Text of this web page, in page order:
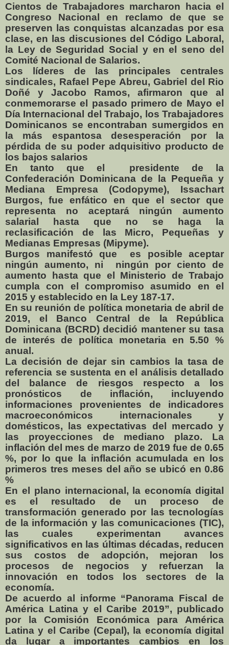
Cientos de Trabajadores marcharon hacia el
Congreso Nacional en reclamo de que se
preserven las conquistas alcanzadas por esa
clase, en las discusiones del Código Laboral,
la Ley de Seguridad Social y en el seno del
Comité Nacional de Salarios.
Los líderes de las principales centrales
sindicales, Rafael Pepe Abreu, Gabriel del Rio
Doñé y Jacobo Ramos, afirmaron que al
conmemorarse el pasado primero de Mayo el
Día Internacional del Trabajo, los Trabajadores
Dominicanos se encontraban sumergidos en
la más espantosa desesperación por la
pérdida de su poder adquisitivo producto de
los bajos salarios
En tanto que el
presidente de la
Confederación Dominicana de la Pequeña y
Mediana Empresa (Codopyme), Issachart
Burgos, fue enfático en que el sector que
representa no aceptará ningún aumento
salarial hasta que no se haga la
reclasificación de las Micro, Pequeñas y
Medianas Empresas (Mipyme).
Burgos manifestó que
es posible aceptar
ningún aumento, ni
ningún por ciento de
aumento hasta que el Ministerio de Trabajo
cumpla con el compromiso asumido en el
2015 y establecido en la Ley 187-17.
En su reunión de política monetaria de abril de
2019, el Banco Central de la República
Dominicana (BCRD) decidió mantener su tasa
de interés de política monetaria en 5.50 %
anual.
La decisión de dejar sin cambios la tasa de
referencia se sustenta en el análisis detallado
del balance de riesgos respecto a los
pronósticos de inflación, incluyendo
informaciones provenientes de indicadores
macroeconómicos internacionales y
domésticos, las expectativas del mercado y
las proyecciones de mediano plazo. La
inflación del mes de marzo de 2019 fue de 0.65
%, por lo que la inflación acumulada en los
primeros tres meses del año se ubicó en 0.86
%
En el plano internacional, la economía digital
es el resultado de un proceso de
transformación generado por las tecnologías
de la información y las comunicaciones (TIC),
las cuales experimentan avances
significativos en las últimas décadas, reducen
sus costos de adopción, mejoran los
procesos de negocios y refuerzan la
innovación en todos los sectores de la
economía.
De acuerdo al informe “Panorama Fiscal de
América Latina y el Caribe 2019”, publicado
por la Comisión Económica para América
Latina y el Caribe (Cepal), la economía digital
da lugar a importantes cambios en los